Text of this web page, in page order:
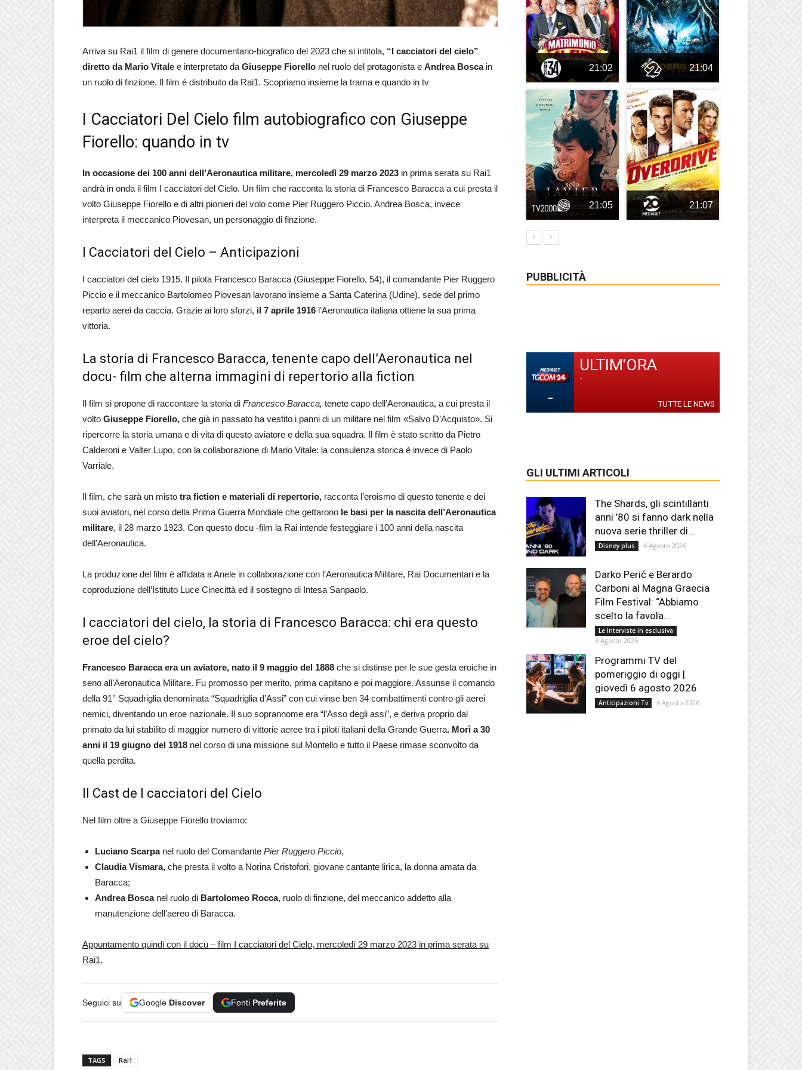
Arriva su Rai1 il film di genere documentario-biografico del 2023 che si intitola, “I cacciatori del cielo”
diretto da Mario Vitale e interpretato da Giuseppe Fiorello nel ruolo del protagonista e Andrea Boscain
un ruolo di finzione. Il film è distribuito da Rai1. Scopriamo insieme la trama e quando in tv
I Cacciatori Del Cielo film autobiografico con Giuseppe
Fiorello: quando in tv
In occasione dei 100 anni dell’Aeronautica militare, mercoledì 29 marzo 2023 in prima serata su Rai1
andrà in onda il film I cacciatori del Cielo. Un film che racconta la storia di Francesco Baracca a cui presta il
volto Giuseppe Fiorello e di altri pionieri del volo come Pier Ruggero Piccio. Andrea Bosca, invece
interpreta il meccanico Piovesan, un personaggio di finzione.
I Cacciatori del Cielo – Anticipazioni
I cacciatori del cielo 1915. Il pilota Francesco Baracca (Giuseppe Fiorello, 54), il comandante Pier Ruggero
Piccio e il meccanico Bartolomeo Piovesan lavorano insieme a Santa Caterina (Udine), sede del primo
reparto aerei da caccia. Grazie ai loro sforzi, il 7 aprile 1916 l’Aeronautica italiana ottiene la sua prima
vittoria.
La storia di Francesco Baracca, tenente capo dell’Aeronautica nel
docu- film che alterna immagini di repertorio alla fiction
Il film si propone di raccontare la storia di Francesco Baracca, tenete capo dell’Aeronautica, a cui presta il
volto Giuseppe Fiorello, che già in passato ha vestito i panni di un militare nel film «Salvo D’Acquisto». Si
ripercorre la storia umana e di vita di questo aviatore e della sua squadra. Il film è stato scritto da Pietro
Calderoni e Valter Lupo, con la collaborazione di Mario Vitale: la consulenza storica è invece di Paolo
Varriale.
Il film, che sarà un misto tra fiction e materiali di repertorio, racconta l’eroismo di questo tenente e dei
suoi aviatori, nel corso della Prima Guerra Mondiale che gettarono le basi per la nascita dell’Aeronautica
militare, il 28 marzo 1923. Con questo docu -film la Rai intende festeggiare i 100 anni della nascita
dell’Aeronautica.
La produzione del film è affidata a Anele in collaborazione con l’Aeronautica Militare, Rai Documentari e la
coproduzione dell’Istituto Luce Cinecittà ed il sostegno di Intesa Sanpaolo.
I cacciatori del cielo, la storia di Francesco Baracca: chi era questo
eroe del cielo?
Francesco Baracca era un aviatore, nato il 9 maggio del 1888 che si distinse per le sue gesta eroiche in
seno all’Aeronautica Militare. Fu promosso per merito, prima capitano e poi maggiore. Assunse il comando
della 91° Squadriglia denominata “Squadriglia d’Assi” con cui vinse ben 34 combattimenti contro gli aerei
nemici, diventando un eroe nazionale. Il suo soprannome era “l’Asso degli assi”, e deriva proprio dal
primato da lui stabilito di maggior numero di vittorie aeree tra i piloti italiani della Grande Guerra. Morì a 30
anni il 19 giugno del 1918 nel corso di una missione sul Montello e tutto il Paese rimase sconvolto da
quella perdita.
Il Cast de I cacciatori del Cielo
Nel film oltre a Giuseppe Fiorello troviamo:
Luciano Scarpanel ruolo del Comandante Pier Ruggero Piccio,
Claudia Vismara, che presta il volto a Norina Cristofori, giovane cantante lirica, la donna amata da
Baracca;
Andrea Boscanel ruolo di Bartolomeo Rocca, ruolo di finzione, del meccanico addetto alla
manutenzione dell’aereo di Baracca.
Appuntamento quindi con il docu – film I cacciatori del Cielo, mercoledì 29 marzo 2023 in prima serata su
Rai1.
Seguici su Google Discover Fonti Preferite
TAGS Rai1
21:02 21:04
21:05 21:07
PUBBLICITÀ
-
ULTIM'ORA
-
TUTTE LE NEWS
GLI ULTIMI ARTICOLI
The Shards, gli scintillanti
anni ’80 si fanno dark nella
nuova serie thriller di...
Disney plus 6 Agosto 2026
Darko Perić e Berardo
Carboni al Magna Graecia
Film Festival: “Abbiamo
scelto la favola...
Le interviste in esclusiva
6 Agosto 2026
Programmi TV del
pomeriggio di oggi |
giovedì 6 agosto 2026
Anticipazioni Tv 6 Agosto 2026